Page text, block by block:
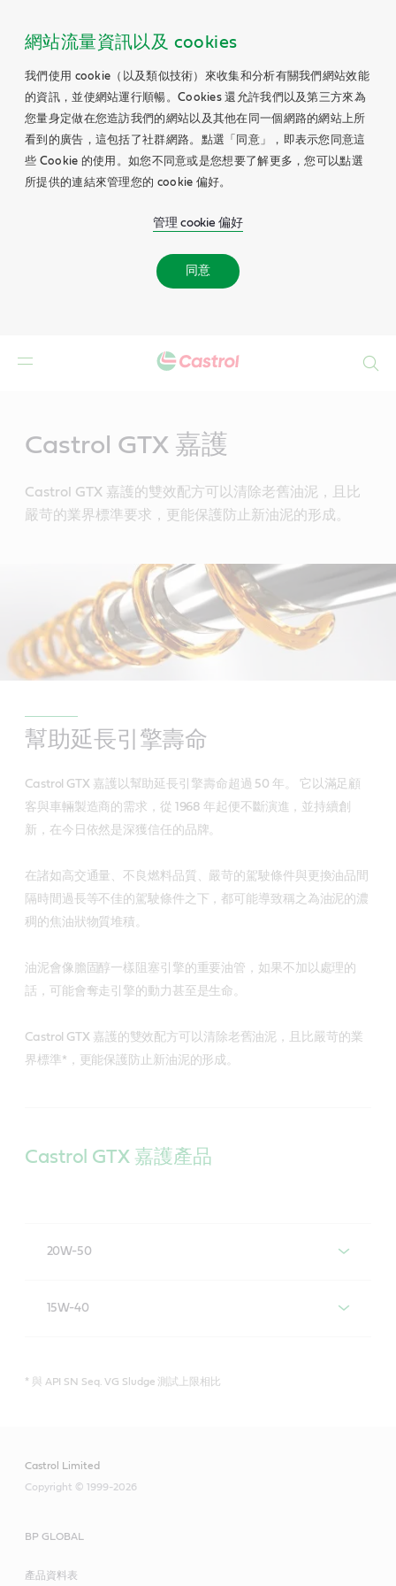
網站流量資訊以及 cookies
我們使用 cookie（以及類似技術）來收集和分析有關我們網站效能
的資訊，並使網站運行順暢。Cookies 還允許我們以及第三方來為
您量身定做在您造訪我們的網站以及其他在同一個網路的網站上所
看到的廣告，這包括了社群網路。點選「同意」，即表示您同意這
些 Cookie 的使用。如您不同意或是您想要了解更多，您可以點選
所提供的連結來管理您的 cookie 偏好。
管理 cookie 偏好
同意
Castrol GTX 嘉護
Castrol GTX 嘉護的雙效配方可以清除老舊油泥，且比
嚴苛的業界標準要求，更能保護防止新油泥的形成。
幫助延長引擎壽命
Castrol GTX 嘉護以幫助延長引擎壽命超過 50 年。 它以滿足顧
客與車輛製造商的需求，從 1968 年起便不斷演進，並持續創
新，在今日依然是深獲信任的品牌。
在諸如高交通量、不良燃料品質、嚴苛的駕駛條件與更換油品間
隔時間過長等不佳的駕駛條件之下，都可能導致稱之為油泥的濃
稠的焦油狀物質堆積。
油泥會像膽固醇一樣阻塞引擎的重要油管，如果不加以處理的
話，可能會奪走引擎的動力甚至是生命。
Castrol GTX 嘉護的雙效配方可以清除老舊油泥，且比嚴苛的業
界標準*，更能保護防止新油泥的形成。
Castrol GTX 嘉護產品
20W-50
15W-40
* 與 API SN Seq. VG Sludge 測試上限相比
Castrol Limited
Copyright © 1999-2026
BP GLOBAL
產品資料表